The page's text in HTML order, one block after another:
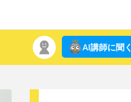
AI講師に聞く